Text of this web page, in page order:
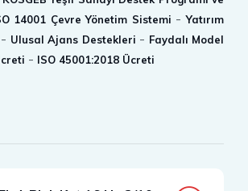
14001 Çevre Yönetim Sistemi -Yatırım
- Ulusal Ajans Destekleri - Faydalı Model
- ISO 45001:2018 Ücreti